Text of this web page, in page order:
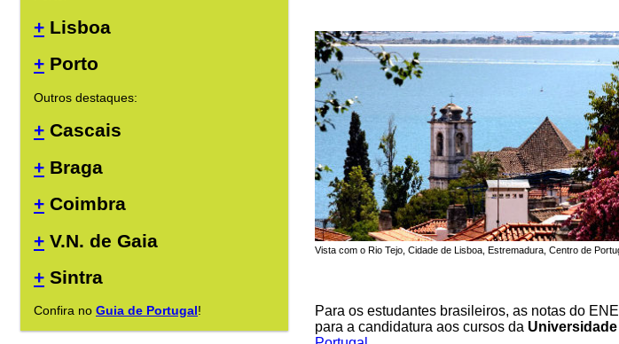
+ Lisboa
+ Porto
Outros destaques:
+ Cascais
+ Braga
+ Coimbra
+ V.N. de Gaia
+ Sintra
Confira no Guia de Portugal!
Vista com o Rio Tejo, Cidade de Lisboa, Estremadura, Centro de
Para os estudantes brasileiros, as notas do
para a candidatura aos cursos da